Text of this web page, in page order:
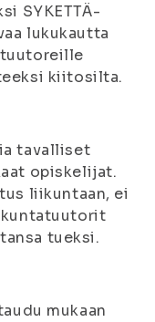
SYKETTÄ-
lukukautta
kiitosilta.
tavalliset
opiskelijat.
liikuntaan, ei
tueksi.
mukaan